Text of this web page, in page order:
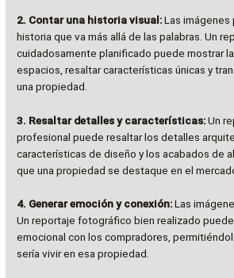
2. Contar una historia visual:Las imágenes
historia que va más allá de las palabras. Un
cuidadosamente planificado puede mostrar
espacios, resaltar características únicas y
una propiedad.
3. Resaltar detalles y características:Un
profesional puede resaltar los detalles
características de diseño y los acabados de
que una propiedad se destaque en el
4. Generar emoción y conexión:Las
Un reportaje fotográfico bien realizado
emocional con los compradores,
sería vivir en esa propiedad.